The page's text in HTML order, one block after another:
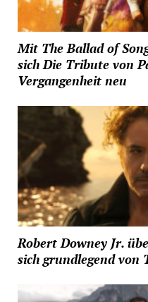
Mit The Ballad of
sich Die Tribute von
Vergangenheit neu
Robert Downey Jr.
sich grundlegend von